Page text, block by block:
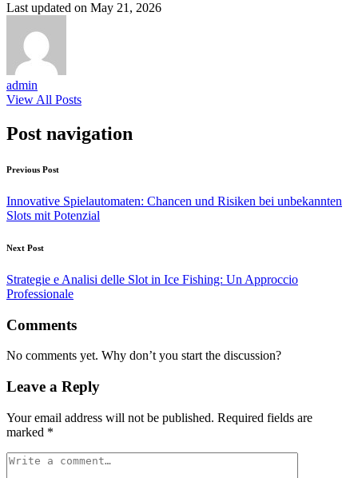
Last updated on May 21, 2026
admin
View All Posts
Post navigation
Previous Post
Innovative Spielautomaten: Chancen und Risiken bei unbekannten
Slots mit Potenzial
Next Post
Strategie e Analisi delle Slot in Ice Fishing: Un Approccio
Professionale
Comments
No comments yet. Why don’t you start the discussion?
Leave a Reply
Your email address will not be published. Required fields are
marked *